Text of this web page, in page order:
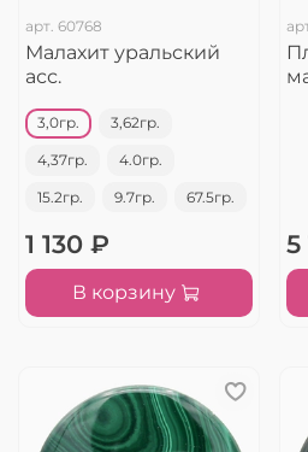
арт. 60768
Малахит уральский
асс.
3,0гр. 3,62гр.
4,37гр. 4.0гр.
15.2гр. 9.7гр. 67.5гр.
1 130 ₽
В корзину
5